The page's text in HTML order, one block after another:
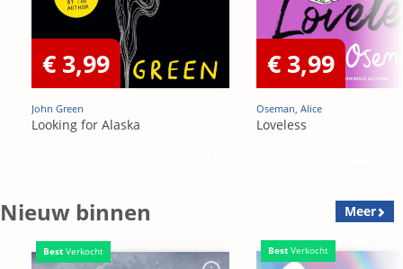
€ 3,99
John Green
Looking for Alaska
€ 3,99
Oseman, Alice
Loveless
Nieuw binnen Meer
Best Verkocht Best Verkocht